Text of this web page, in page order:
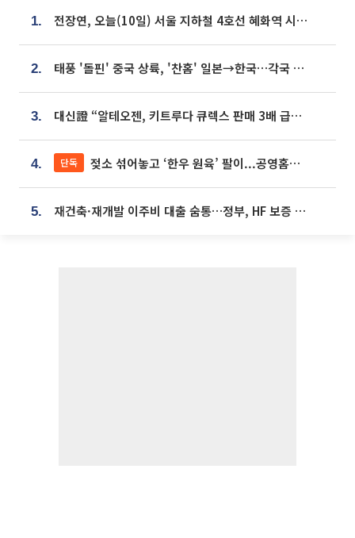
1. 전장연, 오늘(10일) 서울 지하철 4호선 혜화역 시위…1호선 용산역 무정차
2. 태풍 '돌핀' 중국 상륙, '찬홈' 일본→한국…각국 기상청 예상 경로는?
3. 대신證 “알테오젠, 키트루다 큐렉스 판매 3배 급증…목표가 41만원 상향”
4. 단독 젖소 섞어놓고 ‘한우 원육’ 팔이...공영홈쇼핑 표기·검증 구멍
5. 재건축·재개발 이주비 대출 숨통…정부, HF 보증 신설 추진